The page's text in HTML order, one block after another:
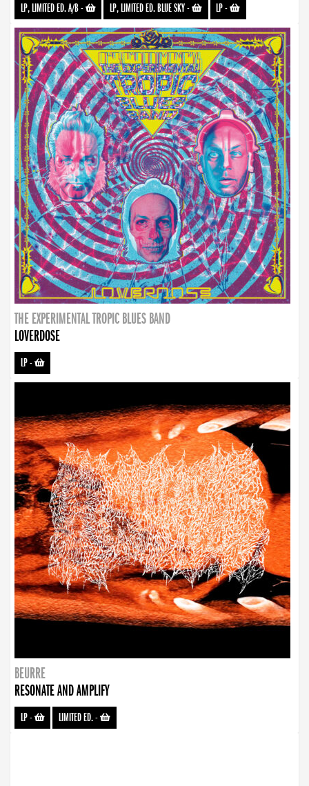
LP, LIMITED ED. A/B- LP, LIMITED ED. BLUE SKY- LP-
THE EXPERIMENTAL TROPIC BLUES BAND
LOVERDOSE
LP-
BEURRE
RESONATE AND AMPLIFY
LP- LIMITED ED.-